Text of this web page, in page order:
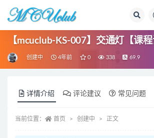
【mcuclub-KS-007】交通灯【课程
创建中 4年前 0 338 69.9
详情介绍 评论建议 常见问题
当前位置： 首页 创建中 正文